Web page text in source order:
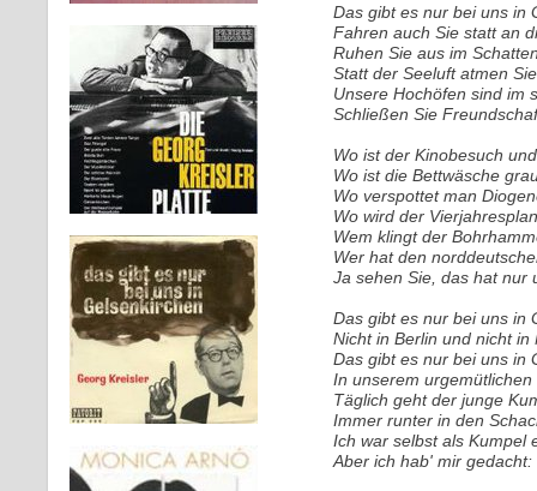
Das gibt es nur bei uns in
Fahren auch Sie statt an
Ruhen Sie aus im
Statt der Seeluft atmen
Unsere Hochöfen sind im
Schließen Sie
Wo ist der Kinobesuch
Wo ist die Bettwäsche
Wo verspottet man
Wo wird der
Wem klingt der
Wer hat den
Ja sehen Sie, das hat nur
Das gibt es nur bei uns in
Nicht in Berlin und nicht in
Das gibt es nur bei uns in
In unserem
Täglich geht der junge
Immer runter in den
Ich war selbst als Kumpel
Aber ich hab' mir gedacht: